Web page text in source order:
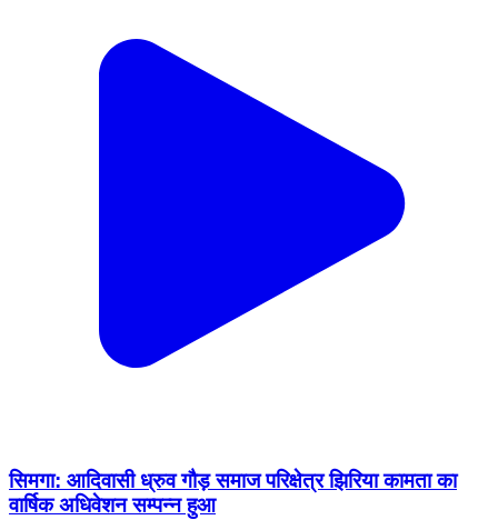
सिमगा: आदिवासी ध्रुव गौड़ समाज परिक्षेत्र झिरिया कामता का
वार्षिक अधिवेशन सम्पन्न हुआ